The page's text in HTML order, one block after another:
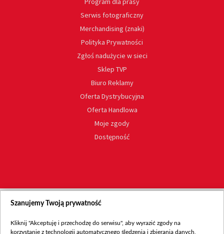
Serwis fotograficzny
Merchandising (znaki)
Polityka Prywatności
Zgłoś nadużycie w sieci
Sklep TVP
Biuro Reklamy
Oferta Dystrybucyjna
Oferta Handlowa
Moje zgody
Dostępność
Szanujemy Twoją prywatność
Kliknij "Akceptuję i przechodzę do serwisu", aby wyrazić zgody na
korzystanie z technologii automatycznego śledzenia i zbierania danych,